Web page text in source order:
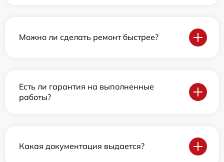
Можно ли сделать ремонт быстрее?
Есть ли гарантия на выполненные
работы?
Какая документация выдается?